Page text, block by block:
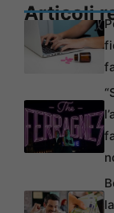
Articoli